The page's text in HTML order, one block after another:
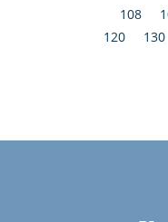
108
120
130